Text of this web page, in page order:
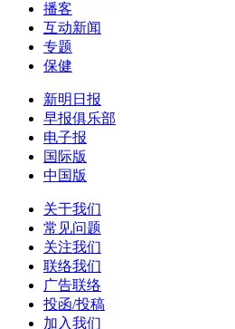
播客
互动新闻
专题
保健
新明日报
早报俱乐部
电子报
国际版
中国版
关于我们
常见问题
关注我们
联络我们
广告联络
投函/投稿
加入我们